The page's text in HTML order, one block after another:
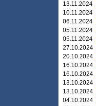
13.11.2024
10.11.2024
06.11.2024
05.11.2024
05.11.2024
27.10.2024
20.10.2024
16.10.2024
16.10.2024
13.10.2024
13.10.2024
04.10.2024